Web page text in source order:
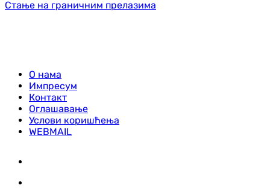
Стање на граничним прелазима
О нама
Импресум
Контакт
Оглашавање
Услови коришћења
WEBMAIL